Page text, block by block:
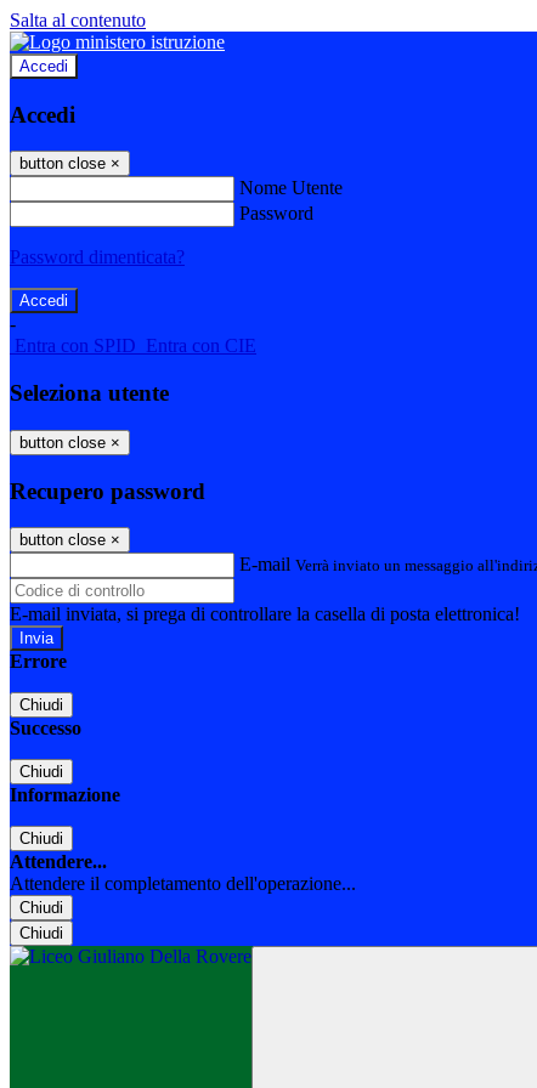
Salta al contenuto
Accedi
Accedi
button close ×
Nome Utente
Password
Password dimenticata?
-
Entra con SPID Entra con CIE
Seleziona utente
button close ×
Recupero password
button close ×
E-mail Verrà inviato un messaggio
E-mail inviata, si prega di controllare la casella di posta elettronica!
Errore
Chiudi
Successo
Chiudi
Informazione
Chiudi
Attendere...
Attendere il completamento dell'operazione...
Chiudi
Chiudi